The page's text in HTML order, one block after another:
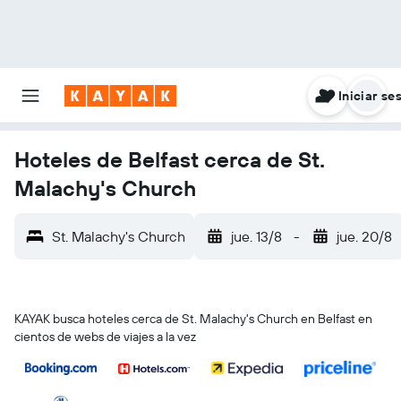
Iniciar
Hoteles de Belfast cerca de St.
Malachy's Church
St. Malachy's Church jue. 13/8 - jue. 20/8
KAYAK busca hoteles cerca de St. Malachy's Church en Belfast en
cientos de webs de viajes a la vez